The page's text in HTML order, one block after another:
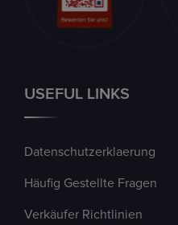
USEFUL LINKS
Datenschutzerklaerung
Häufig Gestellte Fragen
Verkäufer Richtlinien